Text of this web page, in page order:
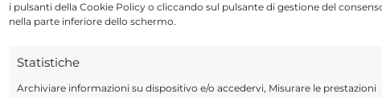
i pulsanti della Cookie Policy o cliccando sul pulsante di gestione del
nella parte inferiore dello schermo.
Statistiche
Archiviare informazioni su dispositivo e/o accedervi, Misurare le prestazioni